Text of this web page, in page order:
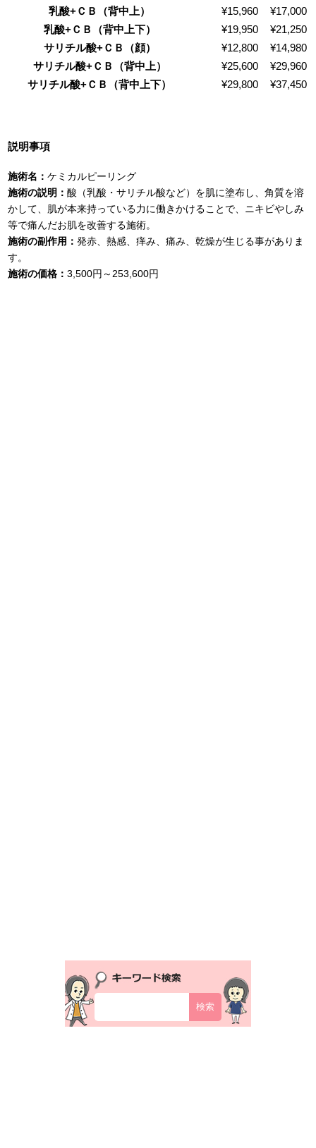
乳酸+ＣＢ（背中上） ¥15,960
¥17,000
乳酸+ＣＢ（背中上下）
¥19,950
¥21,250
サリチル酸+ＣＢ（顔）
¥12,800
¥14,980
サリチル酸+ＣＢ（背中上）
¥25,600
¥29,960
サリチル酸+ＣＢ（背中上下）
¥29,800 ¥37,450
説明事項
施術名：ケミカルピーリング
施術の説明：酸（乳酸・サリチル酸など）を肌に塗布し、角質を溶
かして、肌が本来持っている力に働きかけることで、ニキビやしみ
等で痛んだお肌を改善する施術。
施術の副作用：発赤、熱感、痒み、痛み、乾燥が生じる事がありま
す。
施術の価格：3,500円～253,600円